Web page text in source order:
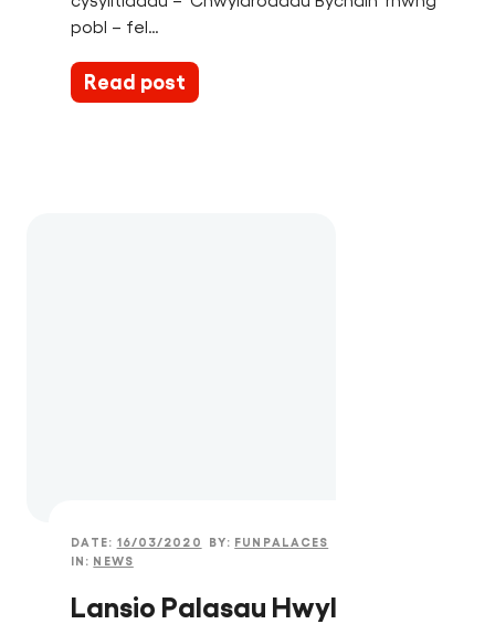
pobl – fel…
Read post
DATE: 16/03/2020 BY: FUNPALACES
IN: NEWS
Lansio Palasau Hwyl